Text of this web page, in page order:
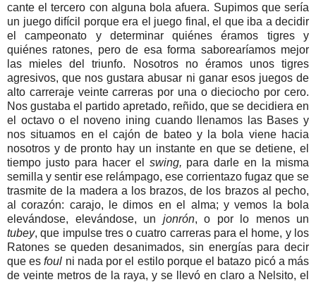
cante el tercero con alguna bola afuera. Supimos que sería
un juego difícil porque era el juego final, el que iba a decidir
el campeonato y determinar quiénes éramos tigres y
quiénes ratones, pero de esa forma saborearíamos mejor
las mieles del triunfo. Nosotros no éramos unos tigres
agresivos, que nos gustara abusar ni ganar esos juegos de
alto carreraje veinte carreras por una o dieciocho por cero.
Nos gustaba el partido apretado, reñido, que se decidiera en
el octavo o el noveno ining cuando llenamos las Bases y
nos situamos en el cajón de bateo y la bola viene hacia
nosotros y de pronto hay un instante en que se detiene, el
tiempo justo para hacer el swing, para darle en la misma
semilla y sentir ese relámpago, ese corrientazo fugaz que se
trasmite de la madera a los brazos, de los brazos al pecho,
al corazón: carajo, le dimos en el alma; y vemos la bola
elevándose, elevándose, un jonrón, o por lo menos un
tubey, que impulse tres o cuatro carreras para el home, y los
Ratones se queden desanimados, sin energías para decir
que esfoul ni nada por el estilo porque el batazo picó a más
de veinte metros de la raya, y se llevó en claro a Nelsito, el